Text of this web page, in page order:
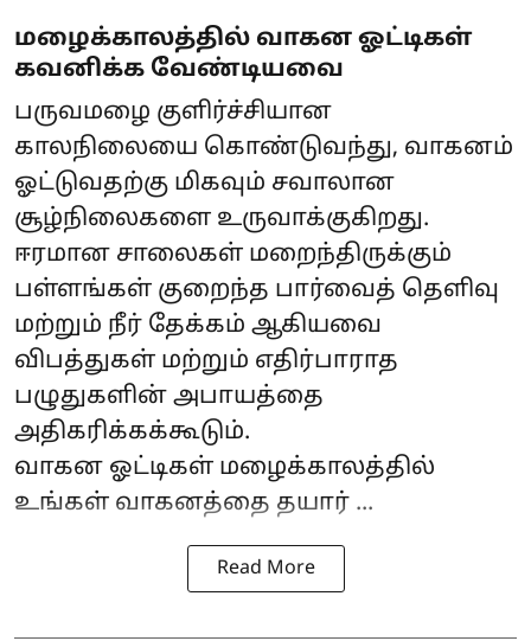
மழைக்காலத்தில் வாகன ஓட்டிகள்
கவனிக்க வேண்டியவை
பருவமழை குளிர்ச்சியான
காலநிலையை கொண்டுவந்து, வாகனம்
ஓட்டுவதற்கு மிகவும் சவாலான
சூழ்நிலைகளை உருவாக்குகிறது.
ஈரமான சாலைகள் மறைந்திருக்கும்
பள்ளங்கள் குறைந்த பார்வைத் தெளிவு
மற்றும் நீர் தேக்கம் ஆகியவை
விபத்துகள் மற்றும் எதிர்பாராத
பழுதுகளின் அபாயத்தை
அதிகரிக்கக்கூடும்.
வாகன ஓட்டிகள் மழைக்காலத்தில்
உங்கள் வாகனத்தை தயார் ...
Read More